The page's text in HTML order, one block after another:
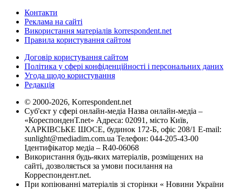
Контакти
Реклама на сайті
Використання матеріалів korrespondent.net
Правила користування сайтом
Договір користування сайтом
Політика у сфері конфіденційності і персональних даних
Угода щодо користування
Редакція
© 2000-2026, Korrespondent.net
Суб'єкт у сфері онлайн-медіа Назва онлайн-медіа –
«КореспонденТ.net» Адреса: 02091, місто Київ,
ХАРКІВСЬКЕ ШОСЕ, будинок 172-Б, офіс 208/1 E-mail:
sunlight@mediadim.com.ua Телефон: 044-205-43-00
Ідентифікатор медіа – R40-06068
Використання будь-яких матеріалів, розміщених на
сайті, дозволяється за умови посилання на
Корреспондент.net.
При копіюванні матеріалів зі сторінки « Новини України